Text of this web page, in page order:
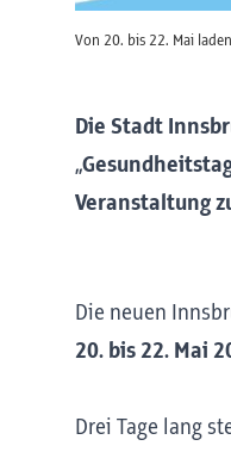
Von 20. bis 22. Mai
Die Stadt
Veranstaltung
Die neuen
20. bis 22. Mai
Drei Tage lang